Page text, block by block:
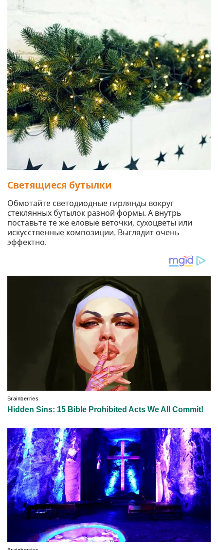
Светящиеся бутылки
Обмотайте светодиодные гирлянды вокруг
стеклянных бутылок разной формы. А внутрь
поставьте те же еловые веточки, сухоцветы или
искусственные композиции. Выглядит очень
эффектно.